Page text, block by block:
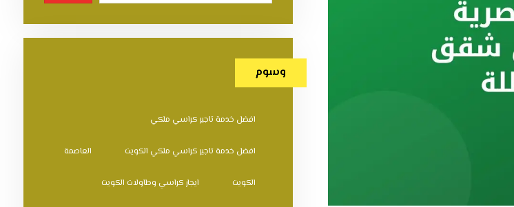
وسوم
افضل خدمة تاجير كراسي ملكي
افضل خدمة تاجير كراسي ملكي الكويت العاصمة
الكويت ايجار كراسي وطاولات الكويت